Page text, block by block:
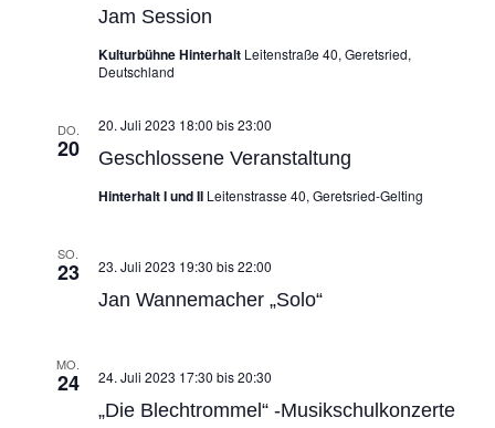
Jam Session
Kulturbühne Hinterhalt Leitenstraße 40, Geretsried,
Deutschland
DO.
20 Geschlossene Veranstaltung
20. Juli 2023 18:00 bis23:00
Hinterhalt I und II Leitenstrasse 40, Geretsried-Gelting
SO.
23
Jan Wannemacher „Solo“
23. Juli 2023 19:30 bis22:00
MO.
24
„Die Blechtrommel“ -Musikschulkonzerte
24. Juli 2023 17:30 bis20:30